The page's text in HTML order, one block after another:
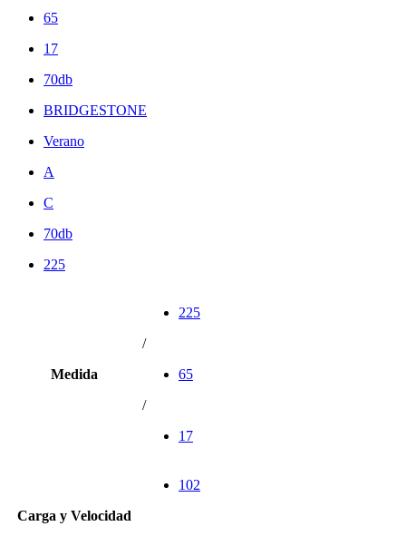
65
17
70db
BRIDGESTONE
Verano
A
C
70db
225
Medida
225
/
65
/
17
Carga y Velocidad
102